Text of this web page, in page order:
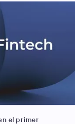
el primer